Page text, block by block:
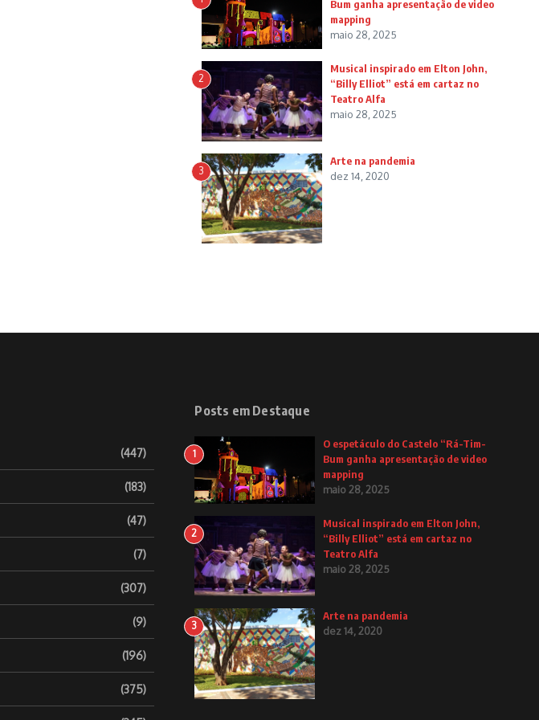
Bum ganha apresentação de video
mapping
maio 28, 2025
2
Musical inspirado em Elton John,
“Billy Elliot” está em cartaz no
Teatro Alfa
maio 28, 2025
3
Arte na pandemia
dez 14, 2020
(447)
(183)
(47)
(7)
(307)
(9)
(196)
(375)
Posts em Destaque
1
O espetáculo do Castelo “Rá-Tim-
Bum ganha apresentação de video
mapping
maio 28, 2025
2
Musical inspirado em Elton John,
“Billy Elliot” está em cartaz no
Teatro Alfa
maio 28, 2025
3
Arte na pandemia
dez 14, 2020